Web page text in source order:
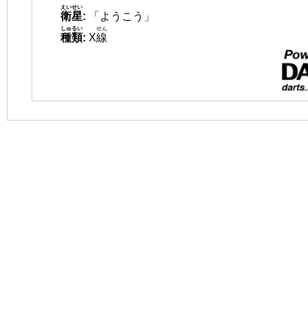
衛星
えいせい
:
「ようこう」
種類
しゅるい
: X線
せん